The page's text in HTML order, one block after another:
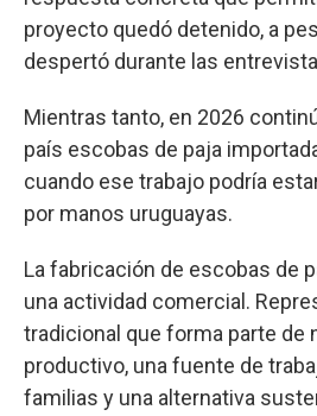
proyecto quedó detenido, a
despertó durante las
Mientras tanto, en 2026
país escobas de paja
cuando ese trabajo podría
por manos uruguayas.
La fabricación de escobas de
una actividad comercial.
tradicional que forma parte de
productivo, una fuente de
familias y una alternativa